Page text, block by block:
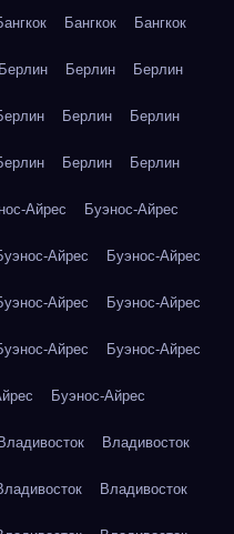
Бангкок Бангкок
Берлин Берлин Берлин
Берлин Берлин
Берлин Берлин
Айрес Буэнос-Айрес
Айрес Буэнос-Айрес
Айрес Буэнос-Айрес
Айрес Буэнос-Айрес
Буэнос-Айрес
Владивосток Владивосток
Владивосток